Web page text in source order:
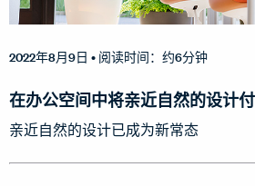
2022年8月9日 • 阅读时间：约6分钟
在办公空间中将亲近自然的设计
亲近自然的设计已成为新常态